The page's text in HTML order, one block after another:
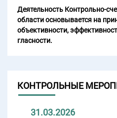
Деятельность Контрольно-
области основывается на
объективности,
гласности.
КОНТРОЛЬНЫЕ
31.03.2026